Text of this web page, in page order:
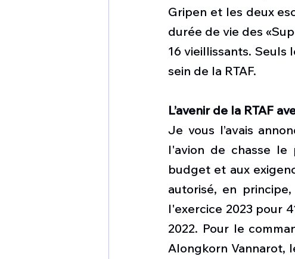
Gripen et les deux
durée de vie des
16 vieillissants. Seuls
sein de la RTAF.
L’avenir de la RTAF
Je vous l’avais
l'avion de chasse
budget et aux
autorisé, en
l'exercice 2023 pour
2022. Pour le
Alongkorn Vannarot,